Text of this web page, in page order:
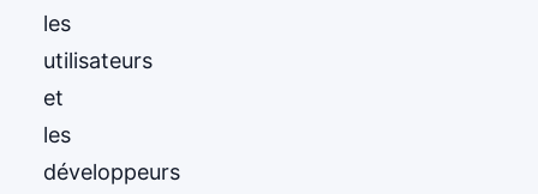
les
utilisateurs
et
les
développeurs